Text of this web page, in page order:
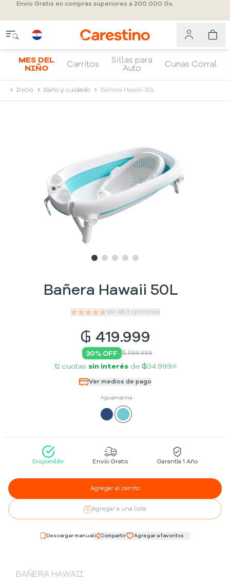
Envío Gratis en compras superiores a 200.000 Gs.
MES DEL
NIÑO
Carritos
Sillas para
Auto
Cunas Corral
Inicio Baño y cuidado Bañera Hawaii 50L
Slide1
Slide2
Slide3
SlideSlide
Bañera Hawaii 50L
Ver 463 opiniones
₲ 419.999
30% OFF ₲ 599.999
12 cuotas sin interésde ₲34.999 91
Ver medios de pago
Aguamarina
Disponible Envío Gratis Garantía 1 Año
Agregar al carrito
Agregar a una lista
Descargar manual Compartir Agregar a favoritos
BAÑERA HAWAII